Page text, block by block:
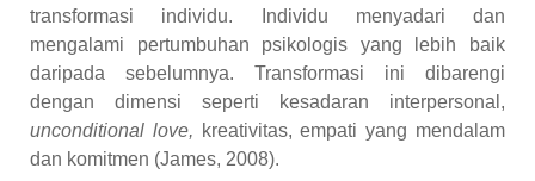
transformasi individu. Individu menyadari dan
mengalami pertumbuhan psikologis yang lebih baik
daripada sebelumnya. Transformasi ini dibarengi
dengan dimensi seperti kesadaran interpersonal,
unconditional love, kreativitas, empati yang mendalam
dan komitmen (James, 2008).